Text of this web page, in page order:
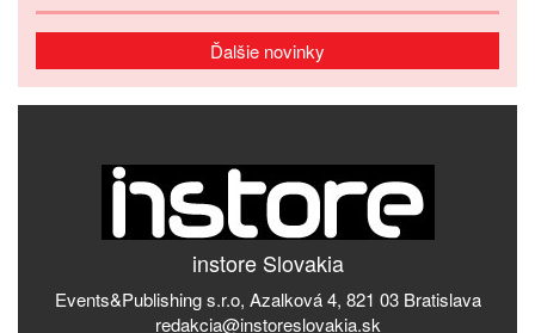
Ďalšie novinky
instore Slovakia
Events&Publishing s.r.o, Azalková 4, 821 03 Bratislava
redakcia@instoreslovakia.sk